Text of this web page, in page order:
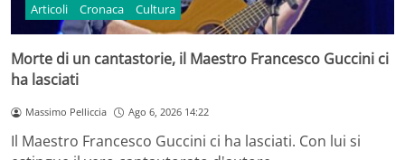
Articoli Cronaca Cultura
Morte di un cantastorie, il Maestro Francesco Guccini ci
ha lasciati
Massimo Pelliccia Ago 6, 2026 14:22
Il Maestro Francesco Guccini ci ha lasciati. Con lui si